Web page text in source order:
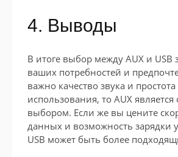
4. Выводы
В итоге выбор между AUX и USB
ваших потребностей и
важно качество звука и простота
использования, то AUX
выбором. Если же вы цените
данных и возможность зарядки
USB может быть более